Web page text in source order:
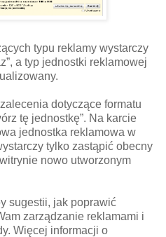
typu reklamy wystarczy
a typ jednostki reklamowej
dotyczące formatu
tę jednostkę”. Na karcie
jednostka reklamowa w
tylko zastąpić obecny
nowo utworzonym
sugestii, jak poprawić
zarządzanie reklamami i
Więcej informacji o